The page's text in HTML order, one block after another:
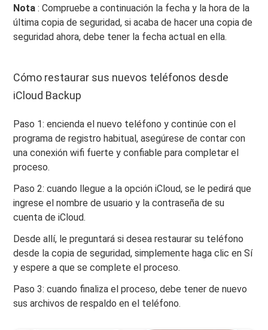
Nota: Compruebe a continuación la fecha y la hora de la
última copia de seguridad, si acaba de hacer una copia de
seguridad ahora, debe tener la fecha actual en ella.
Cómo restaurar sus nuevos teléfonos desde
iCloud Backup
Paso 1: encienda el nuevo teléfono y continúe con el
programa de registro habitual, asegúrese de contar con
una conexión wifi fuerte y confiable para completar el
proceso.
Paso 2: cuando llegue a la opción iCloud, se le pedirá que
ingrese el nombre de usuario y la contraseña de su
cuenta de iCloud.
Desde allí, le preguntará si desea restaurar su teléfono
desde la copia de seguridad, simplemente haga clic en Sí
y espere a que se complete el proceso.
Paso 3: cuando finaliza el proceso, debe tener de nuevo
sus archivos de respaldo en el teléfono.